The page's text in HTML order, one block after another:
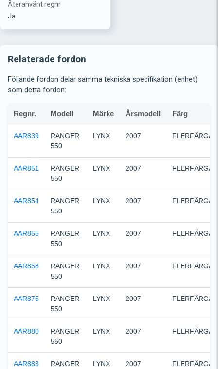
Återanvänt regnr
Ja
Relaterade fordon
Följande fordon delar samma tekniska specifikation (enhet)
som detta fordon:
Regnr. Modell Märke Årsmodell Färg
AAR839
RANGER
550
LYNX 2007 FLERFÄRGAD
AAR851
RANGER
550
LYNX 2007 FLERFÄRGAD
AAR854
RANGER
550
LYNX 2007 FLERFÄRGAD
AAR855
RANGER
550
LYNX 2007 FLERFÄRGAD
AAR858
RANGER
550
LYNX 2007 FLERFÄRGAD
AAR875
RANGER
550
LYNX 2007 FLERFÄRGAD
AAR880
RANGER
550
LYNX 2007 FLERFÄRGAD
AAR883
RANGER
LYNX 2007 FLERFÄRGAD